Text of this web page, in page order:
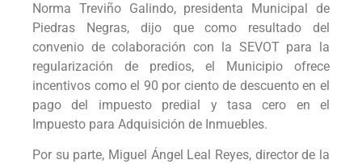
Norma Treviño Galindo, presidenta Municipal de
Piedras Negras, dijo que como resultado del
convenio de colaboración con la SEVOT para la
regularización de predios, el Municipio ofrece
incentivos como el 90 por ciento de descuento en el
pago del impuesto predial y tasa cero en el
Impuesto para Adquisición de Inmuebles.
Por su parte, Miguel Ángel Leal Reyes, director de la